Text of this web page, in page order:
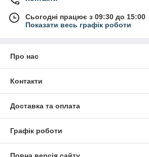
Сьогодні працює з 09:30 до 15:00
Показати весь графік роботи
Про нас
Контакти
Доставка та оплата
Графік роботи